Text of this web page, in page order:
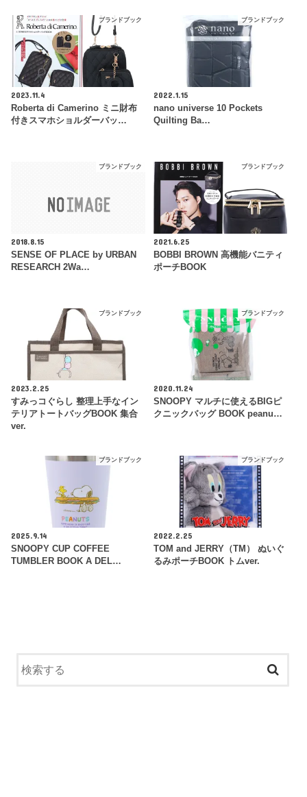
ブランドブック
2023.11.4
Roberta di Camerino ミニ財布
付きスマホショルダーバッ…
ブランドブック
2022.1.15
nano universe 10 Pockets
Quilting Ba…
ブランドブック
2018.8.15
SENSE OF PLACE by URBAN
RESEARCH 2Wa…
ブランドブック
2021.6.25
BOBBI BROWN 高機能バニティ
ポーチBOOK
ブランドブック
2023.2.25
すみっコぐらし 整理上手なイン
テリアトートバッグBOOK 集合
ver.
ブランドブック
2020.11.24
SNOOPY マルチに使えるBIGピ
クニックバッグ BOOK peanu…
ブランドブック
2025.9.14
SNOOPY CUP COFFEE
TUMBLER BOOK A DEL…
ブランドブック
2022.2.25
TOM and JERRY（TM） ぬいぐ
るみポーチBOOK トムver.